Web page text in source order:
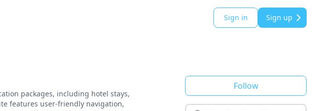
Sign in Sign up
packages, including hotel stays,
features user-friendly navigation,
Follow